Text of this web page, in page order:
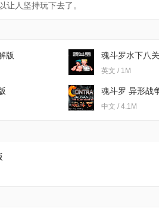
人坚持玩下去了。
版 魂斗罗水下八关
英文 / 1M
魂斗罗 异形战
中文 / 4.1M